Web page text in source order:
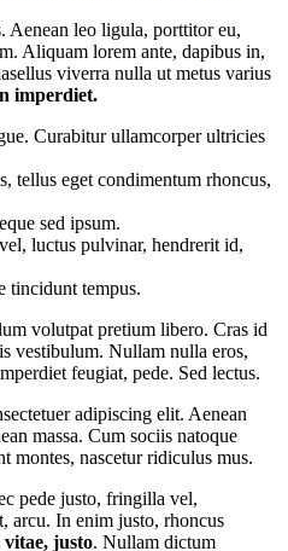
Aenean leo ligula, porttitor eu,
Aliquam lorem ante, dapibus in,
viverra nulla ut metus varius
imperdiet.
Curabitur ullamcorper ultricies
tellus eget condimentum rhoncus,
sed ipsum.
luctus pulvinar, hendrerit id,
tincidunt tempus.
volutpat pretium libero. Cras id
vestibulum. Nullam nulla eros,
feugiat, pede. Sed lectus.
adipiscing elit. Aenean
massa. Cum sociis natoque
montes, nascetur ridiculus mus.
pede justo, fringilla vel,
arcu. In enim justo, rhoncus
vitae, justo. Nullam dictum